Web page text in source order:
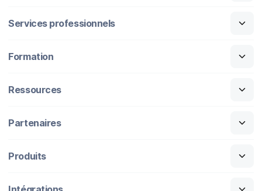
Services professionnels
Formation
Ressources
Partenaires
Produits